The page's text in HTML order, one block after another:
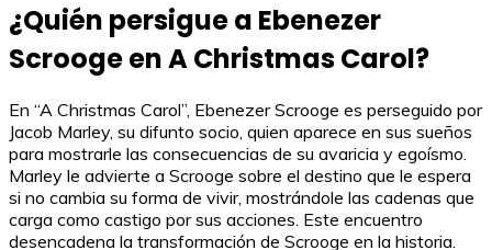
¿Quién persigue a Ebenezer
Scrooge en A Christmas Carol?
En “A Christmas Carol”, Ebenezer Scrooge es perseguido por
Jacob Marley, su difunto socio, quien aparece en sus sueños
para mostrarle las consecuencias de su avaricia y egoísmo.
Marley le advierte a Scrooge sobre el destino que le espera
si no cambia su forma de vivir, mostrándole las cadenas que
carga como castigo por sus acciones. Este encuentro
desencadena la transformación de Scrooge en la historia.